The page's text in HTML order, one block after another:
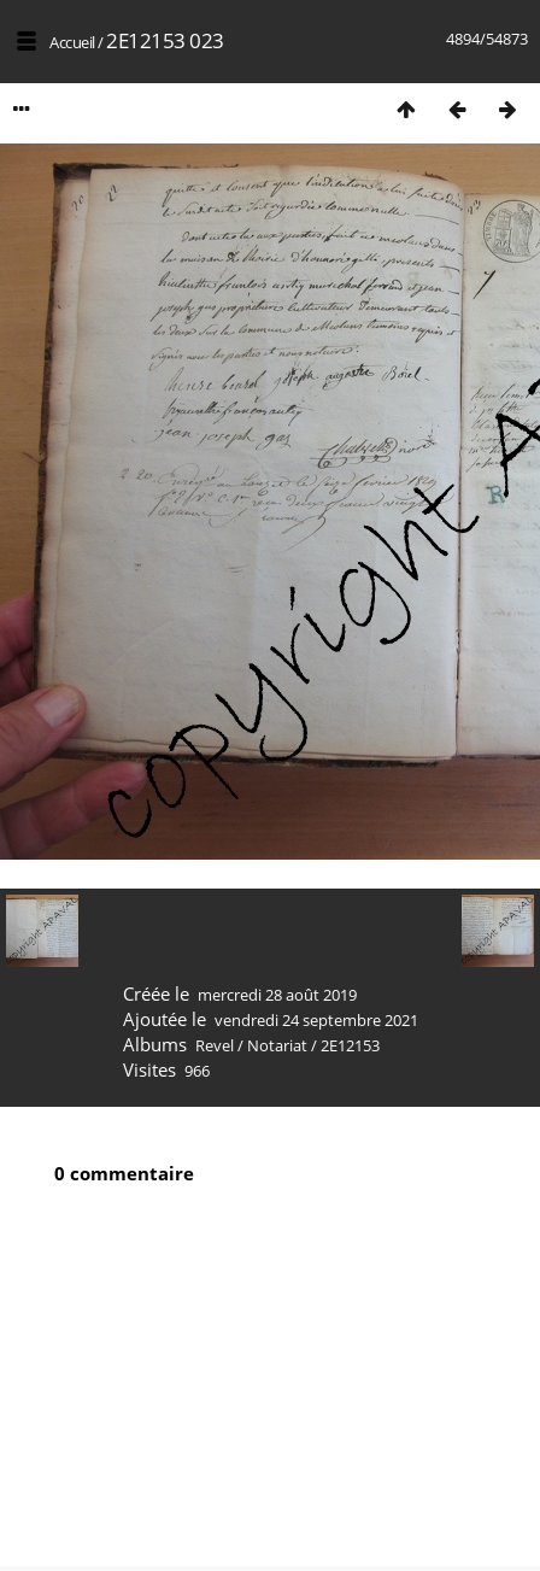
4894/54873
Accueil/2E12153 023
Créée le mercredi 28 août 2019
Ajoutée le vendredi 24 septembre 2021
Albums Revel/ Notariat/2E12153
Visites 966
0 commentaire